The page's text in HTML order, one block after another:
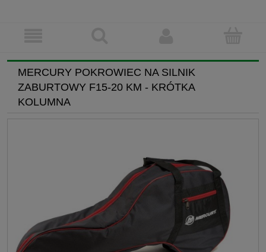
MERCURY POKROWIEC NA SILNIK
ZABURTOWY F15-20 KM - KRÓTKA
KOLUMNA